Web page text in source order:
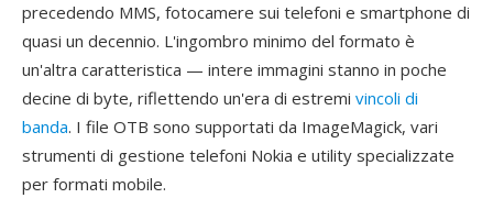
precedendo MMS, fotocamere sui telefoni e smartphone di
quasi un decennio. L'ingombro minimo del formato è
un'altra caratteristica — intere immagini stanno in poche
decine di byte, riflettendo un'era di estremi vincoli di
banda. I file OTB sono supportati da ImageMagick, vari
strumenti di gestione telefoni Nokia e utility specializzate
per formati mobile.